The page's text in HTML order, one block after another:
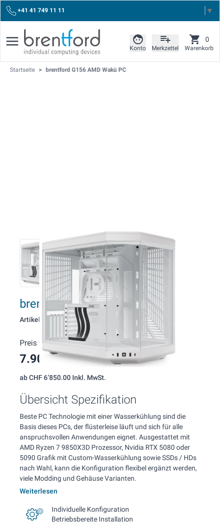
+41 41 749 11 11 ▼
Konto Merkzettel Warenkorb
0
Startseite > brentford G156 AMD Wakü PC
brentford G156 AMD Wakü PC
Artikelnummer: 156
Preis wie konfiguriert:
7.900,00 CHF (Inkl. MwSt.)
abCHF 6’850.00 Inkl. MwSt.
Übersicht Spezifikation
Beste PC Technologie mit einer Wasserkühlung sind die
Basis dieses PCs, der flüsterleise läuft und sich für alle
anspruchsvollen Anwendungen eignet. Ausgestattet mit
AMD Ryzen 7 9850X3D Prozessor, Nvidia RTX 5080 oder
5090 Grafik mit Custom-Wasserkühlung sowie SSDs / HDs
nach Wahl, kann die Konfiguration flexibel ergänzt werden,
viele Modding und Gehäuse Varianten.
Weiterlesen
Individuelle Konfiguration
Betriebsbereite Installation